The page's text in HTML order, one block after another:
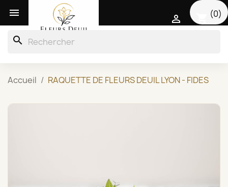
 (0)

search
Accueil RAQUETTE DE FLEURS DEUIL LYON - FIDES